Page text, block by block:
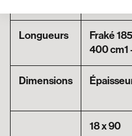
Longueurs
Fraké
400 cm1
Dimensions
18 x 90